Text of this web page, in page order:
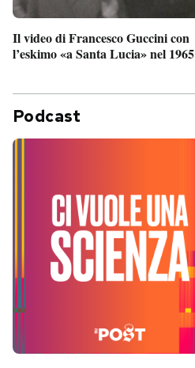
Il video di Francesco Guccini con
l’eskimo «a Santa Lucia» nel 1965
Podcast